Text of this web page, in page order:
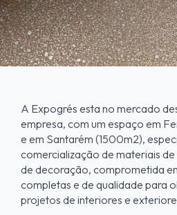
A Expogrés esta no mercado
empresa, com um espaço em
e em Santarém (1500m2),
comercialização de materiais
de decoração, comprometida
completas e de qualidade para
projetos de interiores e